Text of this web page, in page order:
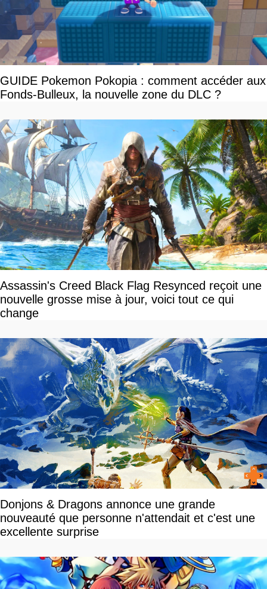
GUIDE Pokemon Pokopia : comment accéder aux
Fonds-Bulleux, la nouvelle zone du DLC ?
Assassin's Creed Black Flag Resynced reçoit une
nouvelle grosse mise à jour, voici tout ce qui
change
Donjons & Dragons annonce une grande
nouveauté que personne n'attendait et c'est une
excellente surprise